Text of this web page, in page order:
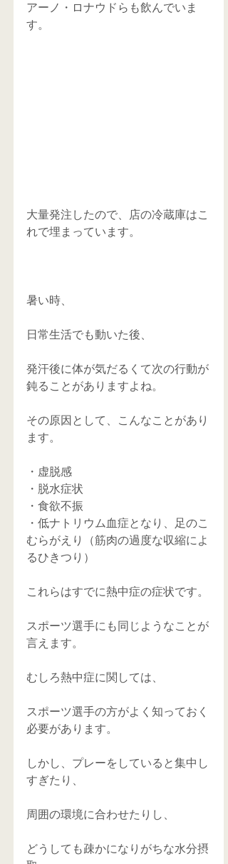
アーノ・ロナウドらも飲んでいま
す。
大量発注したので、店の冷蔵庫はこ
れで埋まっています。
暑い時、
日常生活でも動いた後、
発汗後に体が気だるくて次の行動が
鈍ることがありますよね。
その原因として、こんなことがあり
ます。
・虚脱感
・脱水症状
・食欲不振
・低ナトリウム血症となり、足のこ
むらがえり（筋肉の過度な収縮によ
るひきつり）
これらはすでに熱中症の症状です。
スポーツ選手にも同じようなことが
言えます。
むしろ熱中症に関しては、
スポーツ選手の方がよく知っておく
必要があります。
しかし、プレーをしていると集中し
すぎたり、
周囲の環境に合わせたりし、
どうしても疎かになりがちな水分摂